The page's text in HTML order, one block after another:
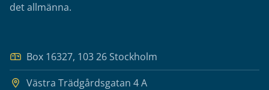
det allmänna.
Box 16327, 103 26 Stockholm
Västra Trädgårdsgatan 4 A